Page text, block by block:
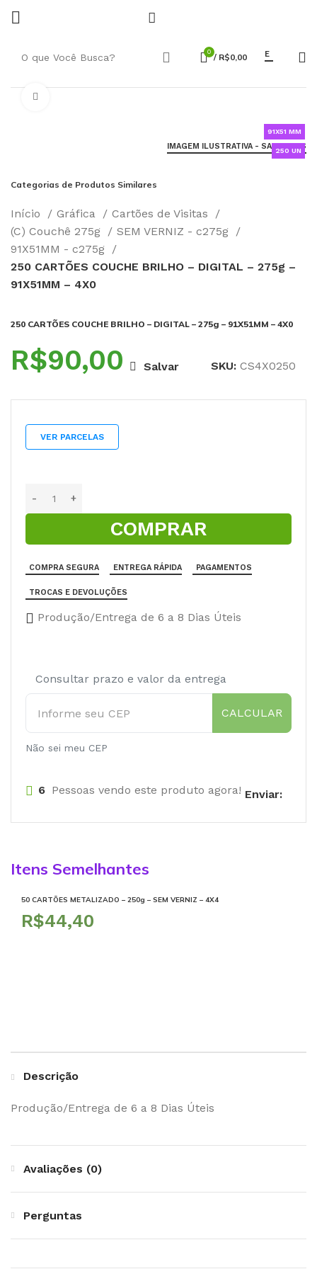
0 / R$0,00 E
91X51 MM
250 UN
IMAGEM ILUSTRATIVA - SAIBA MAIS
Categorias de Produtos Similares
Início Gráfica
Cartões de Visitas
(C) Couchê 275g
SEM VERNIZ - c275g
91X51MM - c275g
250 CARTÕES COUCHE BRILHO – DIGITAL – 275g –
91X51MM – 4X0
250 CARTÕES COUCHE BRILHO – DIGITAL – 275g – 91X51MM – 4X0
R$ Salvar SKU:CS4X0250
VER PARCELAS
COMPRAR
COMPRA SEGURA ENTREGA RÁPIDA PAGAMENTOS
TROCAS E DEVOLUÇÕES
Produção/Entrega de 6 a 8 Dias Úteis
Consultar prazo e valor da entrega
CALCULAR
Não sei meu CEP
6 Pessoas vendo este produto agora! Enviar:
Itens Semelhantes
50 CARTÕES METALIZADO – 250g – SEM VERNIZ – 4X4
R$
Descrição
Produção/Entrega de 6 a 8 Dias Úteis
Avaliações (0)
Perguntas